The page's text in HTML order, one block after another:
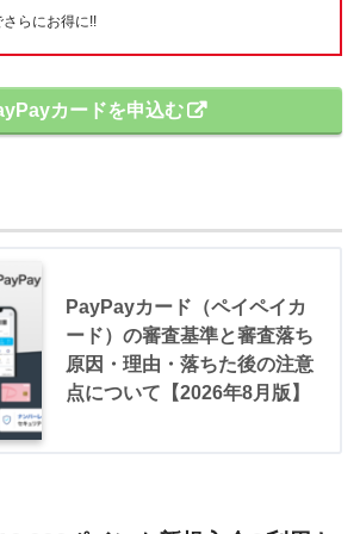
らにお得に!!
カードを申込む
PayPayカード（ペイペイカ
ード）の審査基準と審査落ち
原因・理由・落ちた後の注意
点について【2026年8月版】